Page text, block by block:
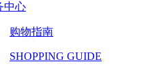
中心
购物指南
SHOPPING GUIDE